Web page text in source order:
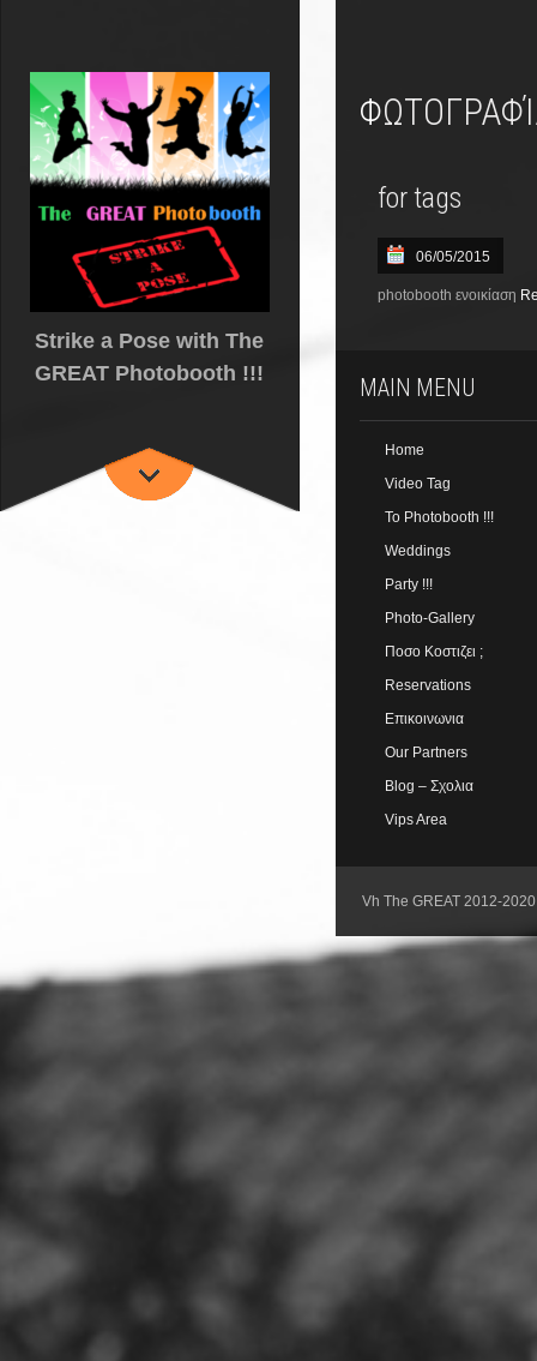
Strike a Pose with The
GREAT Photobooth !!!
for tags
06/05/2015
photobooth ενοικίαση
MAIN MENU
Home
Video Tag
Το Photobooth !!!
Weddings
Party !!!
Photo-Gallery
Ποσο Κοστιζει ;
Reservations
Επικοινωνια
Our Partners
Blog – Σχολια
Vips Area
Vh The GREAT 2012-